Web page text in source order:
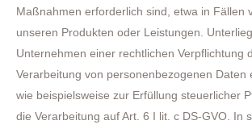
Maßnahmen erforderlich sind, etwa in Fällen
unseren Produkten oder Leistungen.
Unternehmen einer rechtlichen Verpflichtung
Verarbeitung von personenbezogenen Daten
wie beispielsweise zur Erfüllung steuerlicher
die Verarbeitung auf Art. 6 I lit. c DS-GVO. In